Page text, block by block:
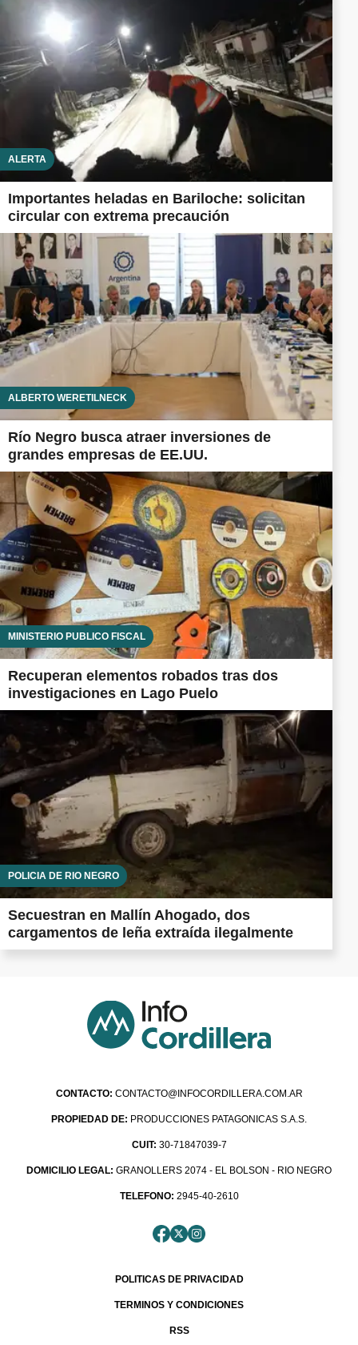
ALERTA
Importantes heladas en Bariloche: solicitan
circular con extrema precaución
ALBERTO WERETILNECK
Río Negro busca atraer inversiones de
grandes empresas de EE.UU.
MINISTERIO PÚBLICO FISCAL
Recuperan elementos robados tras dos
investigaciones en Lago Puelo
POLICÍA DE RÍO NEGRO
Secuestran en Mallín Ahogado, dos
cargamentos de leña extraída ilegalmente
CONTACTO: CONTACTO@INFOCORDILLERA.COM.AR
PROPIEDAD DE: PRODUCCIONES PATAGONICAS S.A.S.
CUIT: 30-71847039-7
DOMICILIO LEGAL: GRANOLLERS 2074 - EL BOLSON - RIO NEGRO
TELEFONO: 2945-40-2610
POLITICAS DE PRIVACIDAD
TERMINOS Y CONDICIONES
RSS